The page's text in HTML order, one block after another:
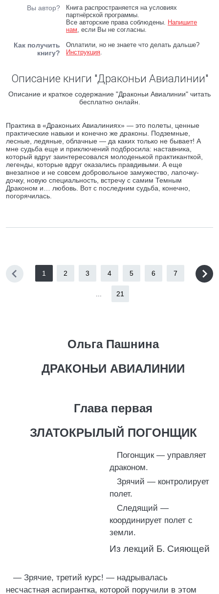
Вы автор?
Книга распространяется на условиях
партнёрской программы.
Все авторские права соблюдены. Напишите
нам, если Вы не согласны.
Как получить
книгу?
Оплатили, но не знаете что делать дальше?
Инструкция.
Описание книги "Драконьи Авиалинии"
Описание и краткое содержание "Драконьи Авиалинии" читать
бесплатно онлайн.
Практика в «Драконьих Авиалиниях» — это полеты, ценные
практические навыки и конечно же драконы. Подземные,
лесные, ледяные, облачные — да каких только не бывает! А
мне судьба еще и приключений подбросила: наставника,
который вдруг заинтересовался молоденькой практиканткой,
легенды, которые вдруг оказались правдивыми. А еще
внезапное и не совсем добровольное замужество, лапочку-
дочку, новую специальность, встречу с самим Темным
Драконом и… любовь. Вот с последним судьба, конечно,
погорячилась.
1 2 3 4 5 6 7
21
Ольга Пашнина
ДРАКОНЬИ АВИАЛИНИИ
Глава первая
ЗЛАТОКРЫЛЫЙ ПОГОНЩИК
Погонщик — управляет
драконом.
Зрячий — контролирует
полет.
Следящий —
координирует полет с
земли.
Из лекций Б. Сияющей
— Зрячие, третий курс! — надрывалась
несчастная аспирантка, которой поручили в этом